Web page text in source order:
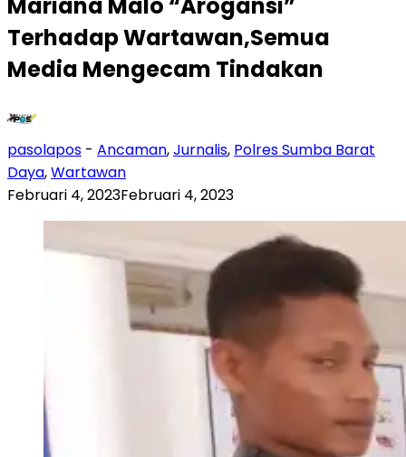
Terhadap Wartawan,Semua
Media Mengecam Tindakan
pasolapos - Ancaman,Jurnalis, Polres Sumba Barat
Daya,Wartawan
Februari 4, 2023Februari 4, 2023